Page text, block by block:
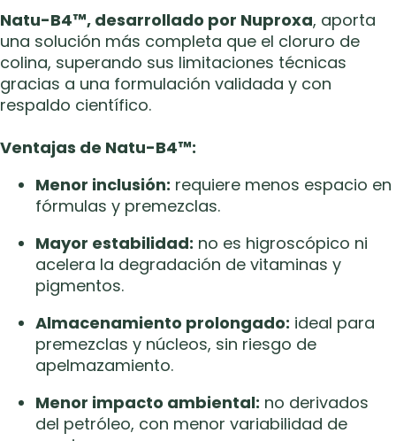
Natu-B4™, desarrollado por Nuproxa, aporta
una solución más completa que el cloruro de
colina, superando sus limitaciones técnicas
gracias a una formulación validada y con
respaldo científico.
Ventajas de Natu-B4™:
Menor inclusión: requiere menos espacio en
fórmulas y premezclas.
Mayor estabilidad: no es higroscópico ni
acelera la degradación de vitaminas y
pigmentos.
Almacenamiento prolongado: ideal para
premezclas y núcleos, sin riesgo de
apelmazamiento.
Menor impacto ambiental: no derivados
del petróleo, con menor variabilidad de